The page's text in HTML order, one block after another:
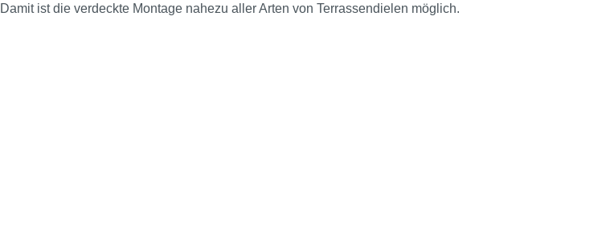
ist die verdeckte Montage nahezu aller Arten von Terrassendielen möglich.